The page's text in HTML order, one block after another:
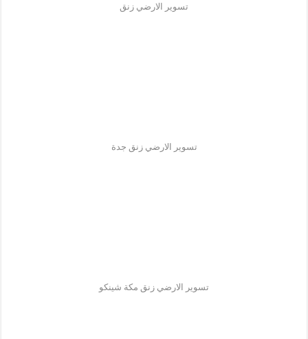
تسوير الارضي زنق
تسوير الارضي زنق جدة
تسوير الارضي زنق مكة شينكو